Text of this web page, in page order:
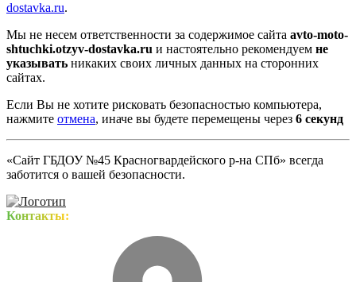
dostavka.ru.
Мы не несем ответственности за содержимое сайта avto-moto-
shtuchki.otzyv-dostavka.ru и настоятельно рекомендуем не
указывать никаких своих личных данных на сторонних
сайтах.
Если Вы не хотите рисковать безопасностью компьютера,
нажмите отмена, иначе вы будете перемещены через 5 секунд
«Сайт ГБДОУ №45 Красногвардейского р-на СПб» всегда
заботится о вашей безопасности.
Контакты: